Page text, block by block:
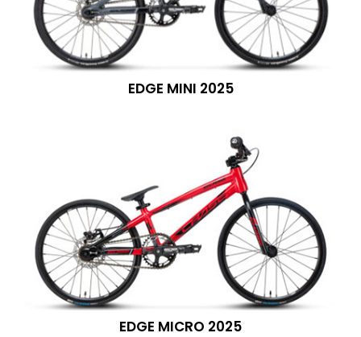
EDGE MINI 2025
EDGE MICRO 2025